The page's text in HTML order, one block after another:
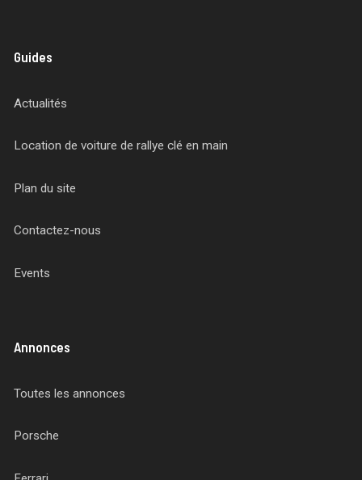
Guides
Actualités
Location de voiture de rallye clé en main
Plan du site
Contactez-nous
Events
Annonces
Toutes les annonces
Porsche